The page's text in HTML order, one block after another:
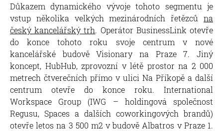
Důkazem dynamického vývoje tohoto segmentu je
vstup několika velkých mezinárodních řetězců na
český kancelářský trh. Operátor BusinessLink otevře
do konce tohoto roku svoje centrum v nové
kancelářské budově Visionary na Praze 7. Jiný
koncept, HubHub, zprovozní v létě prostor na 2 000
metrech čtverečních přímo v ulici Na Příkopě a další
centrum otevře do konce roku. International
Workspace Group (IWG – holdingová společnost
Regusu, Spaces a dalších coworkingových brandů)
otevře letos na 3 500 m2 v budově Albatros v Praze 1.